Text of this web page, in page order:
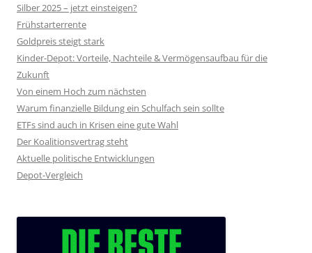
Silber 2025 – jetzt einsteigen?
Frühstarterrente
Goldpreis steigt stark
Kinder-Depot: Vorteile, Nachteile & Vermögensaufbau für die
Zukunft
Von einem Hoch zum nächsten
Warum finanzielle Bildung ein Schulfach sein sollte
ETFs sind auch in Krisen eine gute Wahl
Der Koalitionsvertrag steht
Aktuelle politische Entwicklungen
Depot-Vergleich